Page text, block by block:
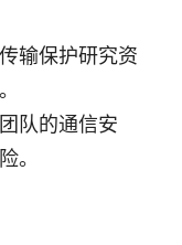
输保护研究资
队的通信安
。